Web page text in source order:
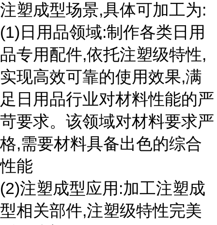
注塑成型场景,具体可加工为:
(1)日用品领域:制作各类日用
品专用配件,依托注塑级特性,
实现高效可靠的使用效果,满
足日用品行业对材料性能的严
苛要求。该领域对材料要求严
格,需要材料具备出色的综合
性能
(2)注塑成型应用:加工注塑成
型相关部件,注塑级特性完美